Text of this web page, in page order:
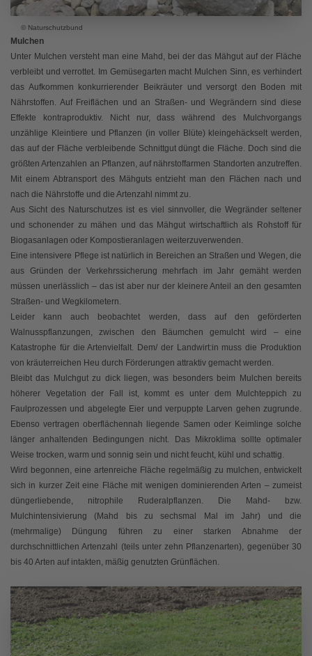
© Naturschutzbund
Mulchen
Unter Mulchen versteht man eine Mahd, bei der das Mähgut auf der Fläche
verbleibt und verrottet. Im Gemüsegarten macht Mulchen Sinn, es verhindert
das Aufkommen konkurrierender Beikräuter und versorgt den Boden mit
Nährstoffen. Auf Freiflächen und an Straßen- und Wegrändern sind diese
Effekte kontraproduktiv. Nicht nur, dass während des Mulchvorgangs
unzählige Kleintiere und Pflanzen (in voller Blüte) kleingehäckselt werden,
das auf der Fläche verbleibende Schnittgut düngt die Fläche. Doch sind die
größten Artenzahlen an Pflanzen, auf nährstoffarmen Standorten anzutreffen.
Mit einem Abtransport des Mähguts entzieht man den Flächen nach und
nach die Nährstoffe und die Artenzahl nimmt zu.
Aus Sicht des Naturschutzes ist es viel sinnvoller, die Wegränder seltener
und schonender zu mähen und das Mähgut wirtschaftlich als Rohstoff für
Biogasanlagen oder Kompostieranlagen weiterzuverwenden.
Eine intensivere Pflege ist natürlich in Bereichen an Straßen und Wegen, die
aus Gründen der Verkehrssicherung mehrfach im Jahr gemäht werden
müssen unerlässlich – das ist aber nur der kleinere Anteil an den gesamten
Straßen- und Wegkilometern.
Leider kann auch beobachtet werden, dass auf den geförderten
Walnusspflanzungen, zwischen den Bäumchen gemulcht wird – eine
Katastrophe für die Artenvielfalt. Dem/ der Landwirt:in muss die Produktion
von kräuterreichen Heu durch Förderungen attraktiv gemacht werden.
Bleibt das Mulchgut zu dick liegen, was besonders beim Mulchen bereits
höherer Vegetation der Fall ist, kommt es unter dem Mulchteppich zu
Faulprozessen und abgelegte Eier und verpuppte Larven gehen zugrunde.
Ebenso vertragen oberflächennah liegende Samen oder Keimlinge solche
länger anhaltenden Bedingungen nicht. Das Mikroklima sollte optimaler
Weise trocken, warm und sonnig sein und nicht feucht, kühl und schattig.
Wird begonnen, eine artenreiche Fläche regelmäßig zu mulchen, entwickelt
sich in kurzer Zeit eine Fläche mit wenigen dominierenden Arten – zumeist
düngerliebende, nitrophile Ruderalpflanzen. Die Mahd- bzw.
Mulchintensivierung (Mahd bis zu sechsmal Mal im Jahr) und die
(mehrmalige) Düngung führen zu einer starken Abnahme der
durchschnittlichen Artenzahl (teils unter zehn Pflanzenarten), gegenüber 30
bis 40 Arten auf intakten, mäßig genutzten Grünflächen.